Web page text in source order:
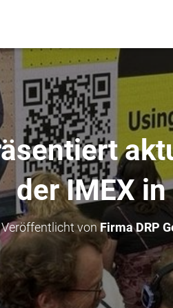
der IMEX
Veröffentlicht vonFirma DRP